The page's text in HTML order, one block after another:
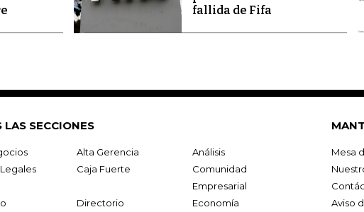
fallida de Fifa
LAS SECCIONES
Alta Gerencia
Análisis
Caja Fuerte
Comunidad
Empresarial
Directorio
Economía
Mesa
Aviso